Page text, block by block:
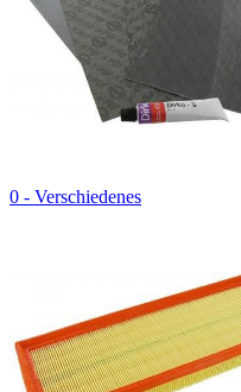
0 - Verschiedenes